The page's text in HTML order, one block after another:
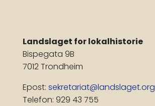
Landslaget for lokalhistorie
Bispegata 9B
7012 Trondheim
Epost: sekretariat@landslaget.org
Telefon: 929 43 755